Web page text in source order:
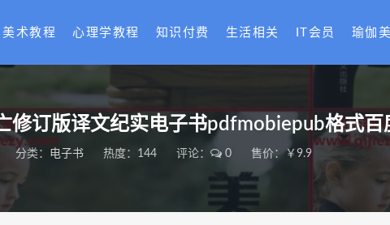
美术教程 心理学教程 知识付费 生活相关 IT会员 瑜伽
修订版译文纪实电子书pdfmobiepub格式百
分类： 电子书 热度：144 评论： 0 售价：￥9.9